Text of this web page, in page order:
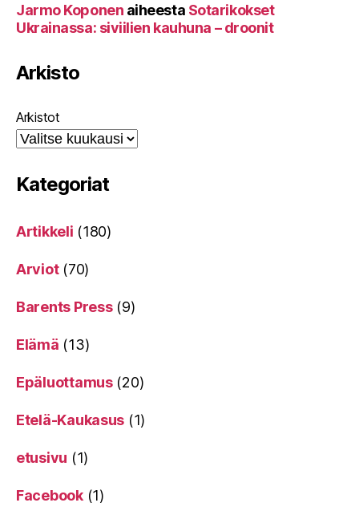
Jarmo Koponen aiheesta Sotarikokset
Ukrainassa: siviilien kauhuna – droonit
Arkisto
Arkistot
Kategoriat
Artikkeli (180)
Arviot(70)
Barents Press(9)
Elämä (13)
Epäluottamus(20)
Etelä-Kaukasus (1)
etusivu (1)
Facebook(1)